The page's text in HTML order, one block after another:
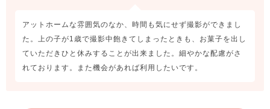
アットホームな雰囲気のなか、時間も気にせず撮影ができまし
た。上の子が1歳で撮影中飽きてしまったときも、お菓子を出し
ていただきひと休みすることが出来ました。細やかな配慮がさ
れております。また機会があれば利用したいです。